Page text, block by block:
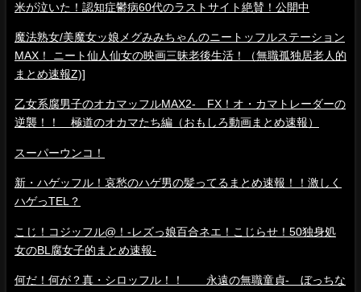
米が泣いた！認知症鬱病60代のラストサイト絶賛！公開中
魔法熟女/美魔女ッ娘メグみみちゃんのニートッフルステーション
MAX！ ニート仙人仙女の映画三昧老後生活！（無職孤独居老人的
まとめ速報Z)]
乙女系腐男子のオカマッフルMAX2- FX！オ・カマトレーダーの
逆襲！！ 極道のオカマたち編（おもしろ動画まとめ速報）
スーパーウンコ！
新・ハゲッフル！哀愁のハゲ男の髪ってるまとめ速報！！激しく
ハゲっTEL？
こじ！コジッフル@！-レズっ娘百合ネエ！こじらせ！50独身処
女のBL腐女子的まとめ速報-
何だ！何が？真・シロッフル！！ 永遠の無職童貞- ぼっちな